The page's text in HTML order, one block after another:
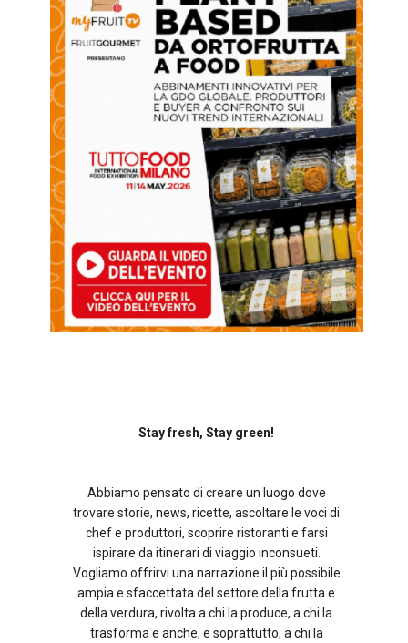
Stay fresh, Stay green!
Abbiamo pensato di creare un luogo dove
trovare storie, news, ricette, ascoltare le voci di
chef e produttori, scoprire ristoranti e farsi
ispirare da itinerari di viaggio inconsueti.
Vogliamo offrirvi una narrazione il più possibile
ampia e sfaccettata del settore della frutta e
della verdura, rivolta a chi la produce, a chi la
trasforma e anche, e soprattutto, a chi la